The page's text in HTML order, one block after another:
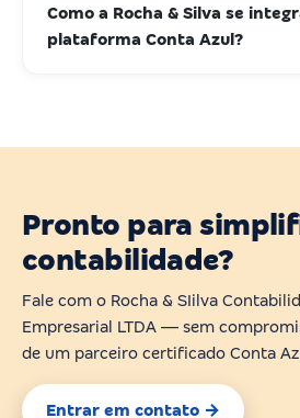
Como a Rocha & Silva se
plataforma Conta Azul?
Pronto para
contabilidade?
Fale com o Rocha & SIilva
Empresarial LTDA — sem
de um parceiro certificado Conta
Entrar em contato →